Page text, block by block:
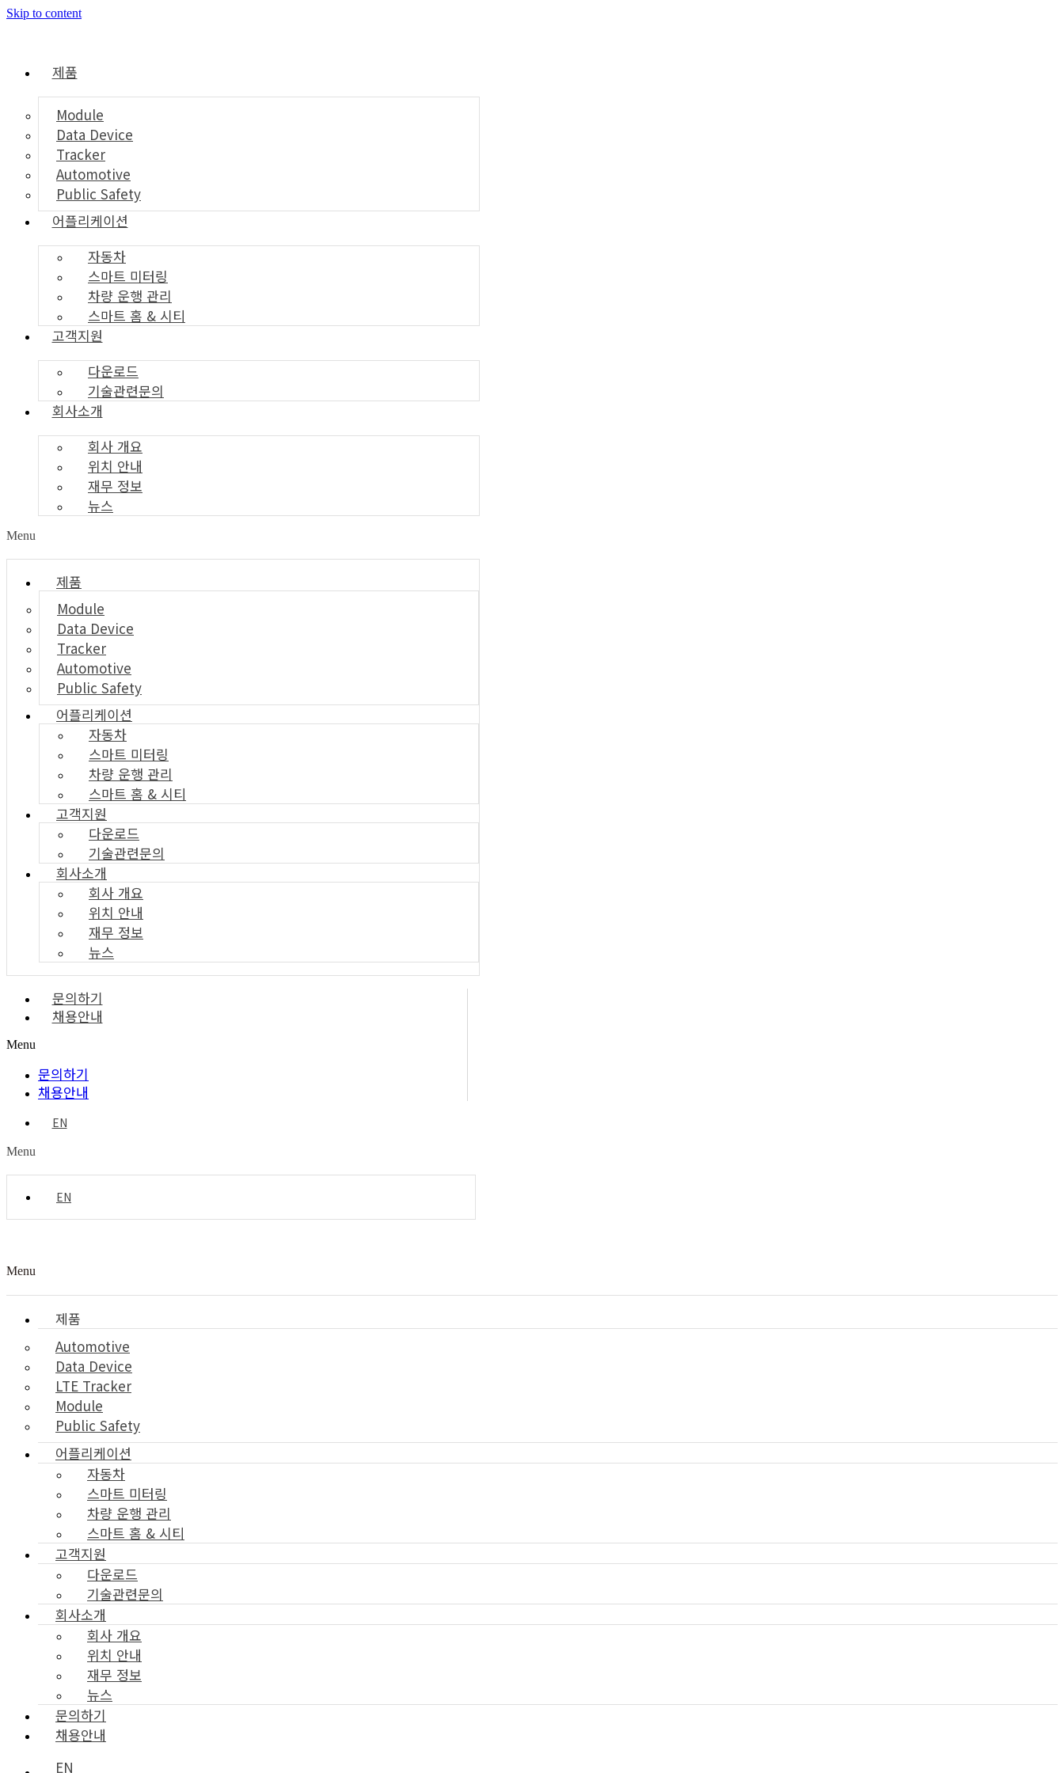
Skip to content
제품
Module
Data Device
Tracker
Automotive
Public Safety
어플리케이션
자동차
스마트 미터링
차량 운행 관리
스마트 홈 & 시티
고객지원
다운로드
기술관련문의
회사소개
회사 개요
위치 안내
재무 정보
뉴스
Menu
제품
Module
Data Device
Tracker
Automotive
Public Safety
어플리케이션
자동차
스마트 미터링
차량 운행 관리
스마트 홈 & 시티
고객지원
다운로드
기술관련문의
회사소개
회사 개요
위치 안내
재무 정보
뉴스
문의하기
채용안내
Menu
문의하기
채용안내
EN
Menu
EN
Menu
제품
Automotive
Data Device
LTE Tracker
Module
Public Safety
어플리케이션
자동차
스마트 미터링
차량 운행 관리
스마트 홈 & 시티
고객지원
다운로드
기술관련문의
회사소개
회사 개요
위치 안내
재무 정보
뉴스
문의하기
채용안내
EN